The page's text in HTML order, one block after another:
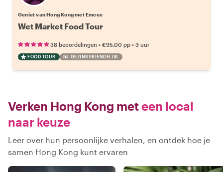
Geniet van Hong Kong met Emcee
Wet Market Food Tour
38 beoordelingen • €95.00 pp • 3 uur
FOOD TOUR GEZINSVRIENDELIJK
Verken Hong Kong meteen local
naar keuze
Leer over hun persoonlijke verhalen, en ontdek hoe je
samen Hong Kong kunt ervaren